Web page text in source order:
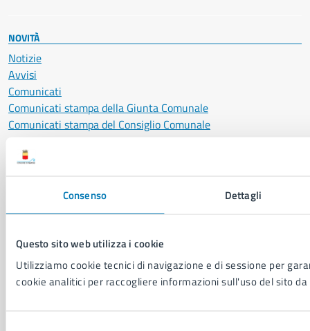
Consenso Dettagli
Questo sito web utilizza i cookie
Utilizziamo cookie tecnici di navigazione e di sessione per
cookie analitici per raccogliere informazioni sull'uso del sito
NOVITÀ
Notizie
Avvisi
Comunicati
Comunicati stampa della Giunta Comunale
Comunicati stampa del Consiglio Comunale
Eventi
CONTATTI
Comune di Napoli